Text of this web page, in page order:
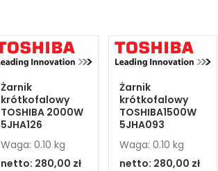
Żarnik
krótkofalowy
TOSHIBA 2000W
5JHA126
Waga: 0.10 kg
netto: 280,00 zł
Żarnik
krótkofalowy
TOSHIBA1500W
5JHA093
Waga: 0.10 kg
netto: 280,00 zł